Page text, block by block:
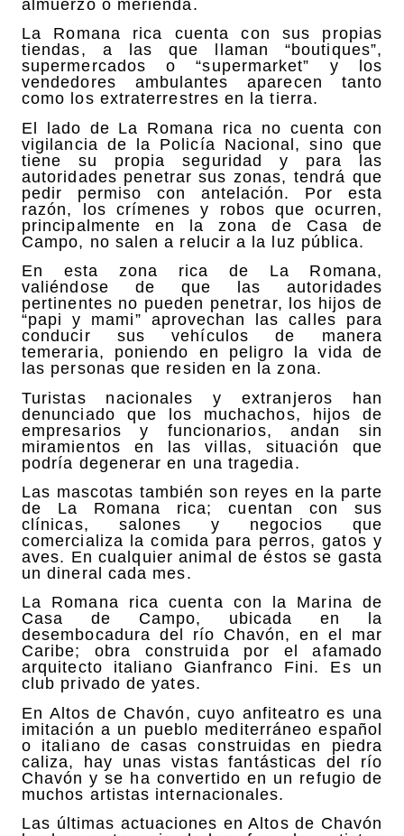
almuerzo o merienda.
La Romana rica cuenta con sus propias
tiendas, a las que llaman “boutiques”,
supermercados o “supermarket” y los
vendedores ambulantes aparecen tanto
como los extraterrestres en la tierra.
El lado de La Romana rica no cuenta con
vigilancia de la Policía Nacional, sino que
tiene su propia seguridad y para las
autoridades penetrar sus zonas, tendrá que
pedir permiso con antelación. Por esta
razón, los crímenes y robos que ocurren,
principalmente en la zona de Casa de
Campo, no salen a relucir a la luz pública.
En esta zona rica de La Romana,
valiéndose de que las autoridades
pertinentes no pueden penetrar, los hijos de
“papi y mami” aprovechan las calles para
conducir sus vehículos de manera
temeraria, poniendo en peligro la vida de
las personas que residen en la zona.
Turistas nacionales y extranjeros han
denunciado que los muchachos, hijos de
empresarios y funcionarios, andan sin
miramientos en las villas, situación que
podría degenerar en una tragedia.
Las mascotas también son reyes en la parte
de La Romana rica; cuentan con sus
clínicas, salones y negocios que
comercializa la comida para perros, gatos y
aves. En cualquier animal de éstos se gasta
un dineral cada mes.
La Romana rica cuenta con la Marina de
Casa de Campo, ubicada en la
desembocadura del río Chavón, en el mar
Caribe; obra construida por el afamado
arquitecto italiano Gianfranco Fini. Es un
club privado de yates.
En Altos de Chavón, cuyo anfiteatro es una
imitación a un pueblo mediterráneo español
o italiano de casas construidas en piedra
caliza, hay unas vistas fantásticas del río
Chavón y se ha convertido en un refugio de
muchos artistas internacionales.
Las últimas actuaciones en Altos de Chavón